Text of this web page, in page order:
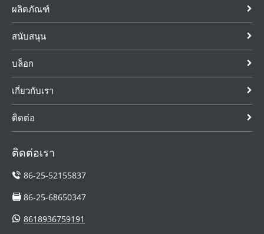
ผลิตภัณฑ์
สนับสนุน
บล็อก
เกี่ยวกับเรา
ติดต่อ
ติดต่อเรา
86-25-52155837
86-25-68650347
8618936759191